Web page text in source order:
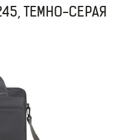
ТЕМНО-СЕРАЯ